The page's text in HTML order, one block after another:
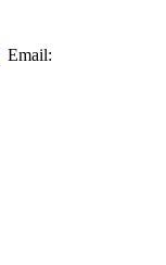
Email: